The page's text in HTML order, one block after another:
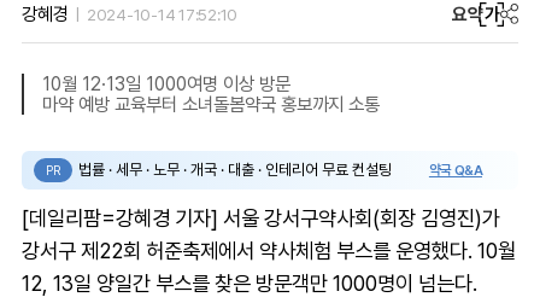
강혜경 2024-10-14 17:52:10 요약가
10월 12·13일 1000여명 이상 방문
마약 예방 교육부터 소녀돌봄약국 홍보까지 소통
PR 법률 · 세무 · 노무 · 개국 · 대출 · 인테리어 무료 컨설팅 약국 Q&A
[데일리팜=강혜경 기자] 서울 강서구약사회(회장 김영진)가
강서구 제22회 허준축제에서 약사체험 부스를 운영했다. 10월
12, 13일 양일간 부스를 찾은 방문객만 1000명이 넘는다.